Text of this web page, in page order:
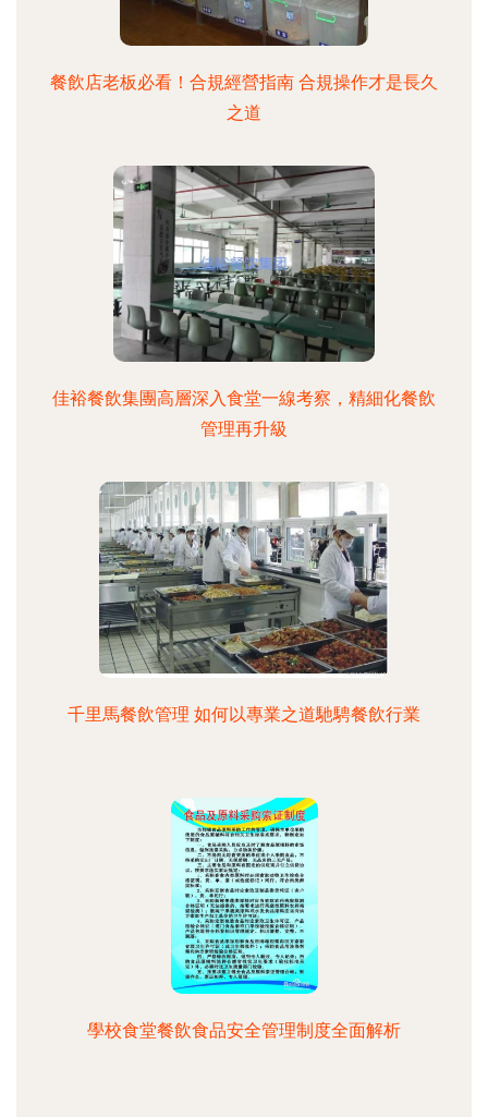
餐飲店老板必看！合規經營指南 合規操作才是長久
之道
佳裕餐飲集團高層深入食堂一線考察，精細化餐飲
管理再升級
千里馬餐飲管理 如何以專業之道馳騁餐飲行業
學校食堂餐飲食品安全管理制度全面解析